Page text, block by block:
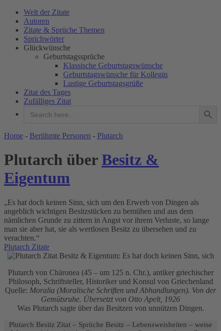
Welt der Zitate
Autoren
Zitate & Sprüche Themen
Sprichwörter
Glückwünsche
Geburtstagssprüche
Klassische Geburtstagswünsche
Geburtstagswünsche für Kollegin
Lustige Geburtstagsgrüße
Zitat des Tages
Zufälliges Zitat
for:
WELT DER ZITATE
Home - Berühmte Personen - Plutarch
Plutarch überBesitz &
Eigentum
„Es hat doch keinen Sinn, sich um den Erwerb von Dingen als
angeblich wichtigen Besitzstücken zu bemühen und aus dem
nämlichen Grunde zu zittern in Angst vor ihrem Verluste, so lange
man sie aber hat, sie als wertlosen Besitz zu übersehen und zu
verachten.“
Plutarch Zitate
Plutarch von Chäronea (45 – um 125 n. Chr.), antiker griechischer
Philosoph, Schriftsteller, Historiker und Konsul von Griechenland
Quelle: Moralia (Moralische Schriften und Abhandlungen). Von der
Gemütsruhe. Übersetzt von Otto Apelt, 1926
Was Plutarch sagte über das Besitzen von unnützen Dingen.
Plutarch Besitz Zitat – Sprüche Besitz – Lebensweisheiten – weise